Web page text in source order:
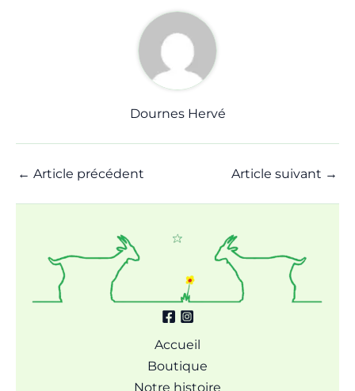
Dournes Hervé
← Article précédent Article suivant →
Accueil
Boutique
Notre histoire